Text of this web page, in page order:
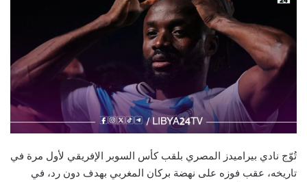
تُوّج نادي بيراميدز المصري بلقب كأس السوبر الإفريقي لأول مرة في
تاريخه، عقب فوزه على نهضة بركان المغربي بهدف دون رد، في